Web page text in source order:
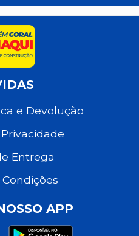
e Devolução
Entrega
APP